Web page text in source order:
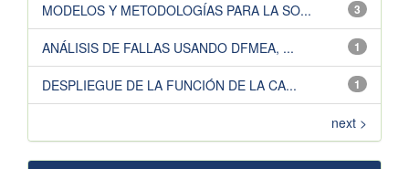
3
MODELOS Y METODOLOGÍAS PARA LA SO...
1
ANÁLISIS DE FALLAS USANDO DFMEA, ...
1
DESPLIEGUE DE LA FUNCIÓN DE LA CA...
next >